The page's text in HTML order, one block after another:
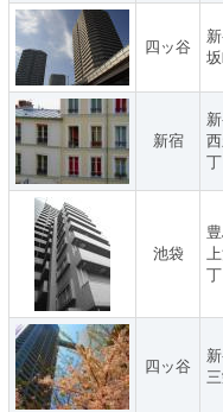
四ッ谷
新宿
池袋
四ッ谷